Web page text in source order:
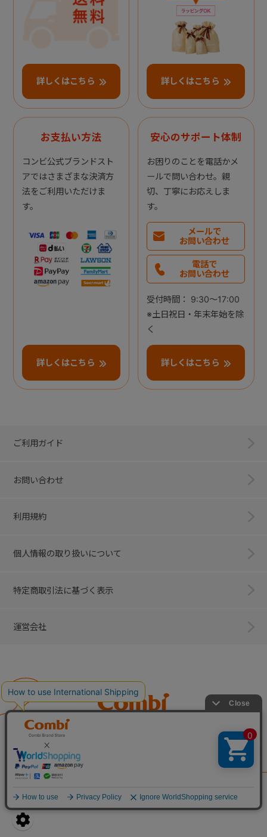
詳しくはこちら 詳しくはこちら
お支払い方法
コンビ公式ブランドスト
アではさまざまな決済方
法をご利用いただけま
す。
詳しくはこちら
安心のサポート体制
お困りのことを電話かメ
ールで問い合わせ。親
切、丁寧にお応えしま
す。
メールで
お問い合わせ
電話で
お問い合わせ
受付時間： 9:30～17:00
※土日祝日・年末年始を除
く
詳しくはこちら
ご利用ガイド
お問い合わせ
利用規約
個人情報の取り扱いについて
特定商取引法に基づく表示
運営会社
All Right Reserved. Copyright © Combi Corporation.